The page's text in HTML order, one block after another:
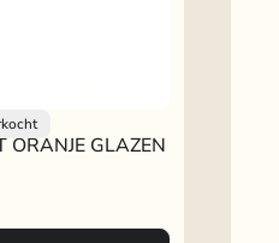
ORANJE GLAZEN